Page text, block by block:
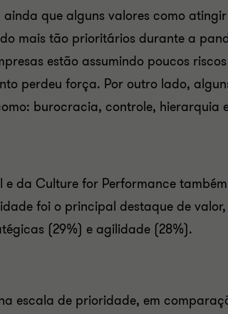
que alguns valores como
mais tão prioritários durante a
estão assumindo poucos
perdeu força. Por outro lado,
burocracia, controle, hierarquia
da Culture for Performance
foi o principal destaque de
(29%) e agilidade (28%).
escala de prioridade, em